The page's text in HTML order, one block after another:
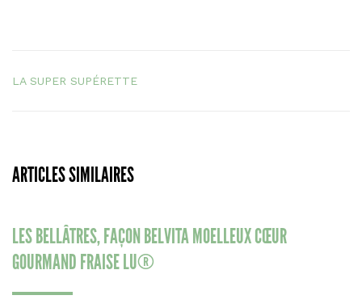
LA SUPER SUPÉRETTE
ARTICLES SIMILAIRES
LES BELLÂTRES, FAÇON BELVITA MOELLEUX CŒUR
GOURMAND FRAISE LU®